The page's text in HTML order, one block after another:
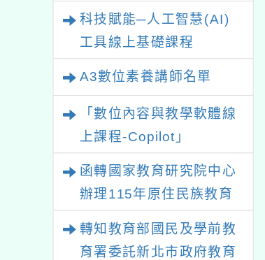
業研習
科技賦能─人工智慧(AI)
工具線上基礎課程
A3數位素養講師名單
「數位內容與教學軟體線
上課程-Copilot」
函轉國家教育研究院中心
辦理115年原住民族教育
轉知教育部國民及學前教
育署委託新北市政府教育
科學博物館訂
1月24日及25
探究都巿生態
道」教師研習
青溪國小辦理本市114
年度「社會情緒學習
(SEL)專題講座」及
「社會情緒學習(SEL)
習」